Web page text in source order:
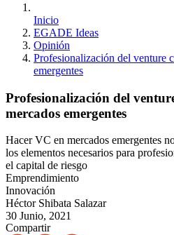
Inicio
EGADE Ideas
Opinión
Profesionalización del venture
emergentes
Profesionalización del
mercados emergentes
Hacer VC en mercados emergentes
los elementos necesarios para
el capital de riesgo
Emprendimiento
Innovación
Héctor Shibata Salazar
30 Junio, 2021
Compartir